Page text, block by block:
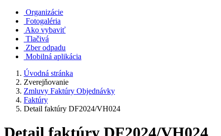
Organizácie
Fotogaléria
Ako vybaviť
Tlačivá
Zber odpadu
Mobilná aplikácia
Úvodná stránka
Zverejňovanie
Zmluvy Faktúry Objednávky
Faktúry
Detail faktúry DF2024/VH024